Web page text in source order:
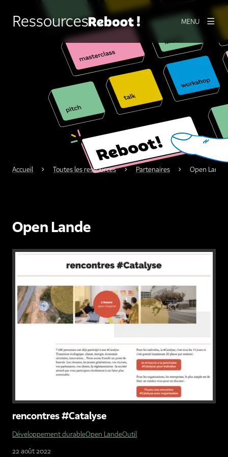
Ressources MENU
Accueil Toutes les ressources Partenaires Open Lande
Open Lande
rencontres #Catalyse
Développement durableOpen LandeOutil
22 août 2022